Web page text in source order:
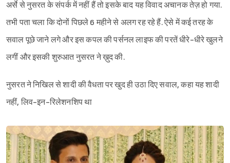
अर्से से नुसरत के संपर्क में नहीं हैं तो इसके बाद यह विवाद अचानक तेज़ हो गया.
तभी पता चला कि दोनों पिछले 6 महीने से अलग रह रहे हैं. ऐसे में कई तरह के
सवाल पूछे जाने लगे और इस कपल की पर्सनल लाइफ की परतें धीरे-धीरे खुलने
लगीं और इसकी शुरुआत नुसरत ने ख़ुद की.
नुसरत ने निखिल से शादी की वैधता पर खुद ही उठा दिए सवाल, कहा यह शादी
नहीं, लिव-इन-रिलेशनशिप था